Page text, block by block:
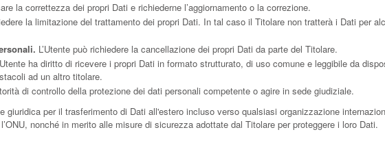
la correttezza dei propri Dati e richiederne l’aggiornamento o la correzione.
la limitazione del trattamento dei propri Dati. In tal caso il Titolare non tratterà i Dati per
L’Utente può richiedere la cancellazione dei propri Dati da parte del Titolare.
ha diritto di ricevere i propri Dati in formato strutturato, di uso comune e leggibile da
ad un altro titolare.
di controllo della protezione dei dati personali competente o agire in sede giudiziale.
per il trasferimento di Dati all'estero incluso verso qualsiasi organizzazione
nonché in merito alle misure di sicurezza adottate dal Titolare per proteggere i loro Dati.